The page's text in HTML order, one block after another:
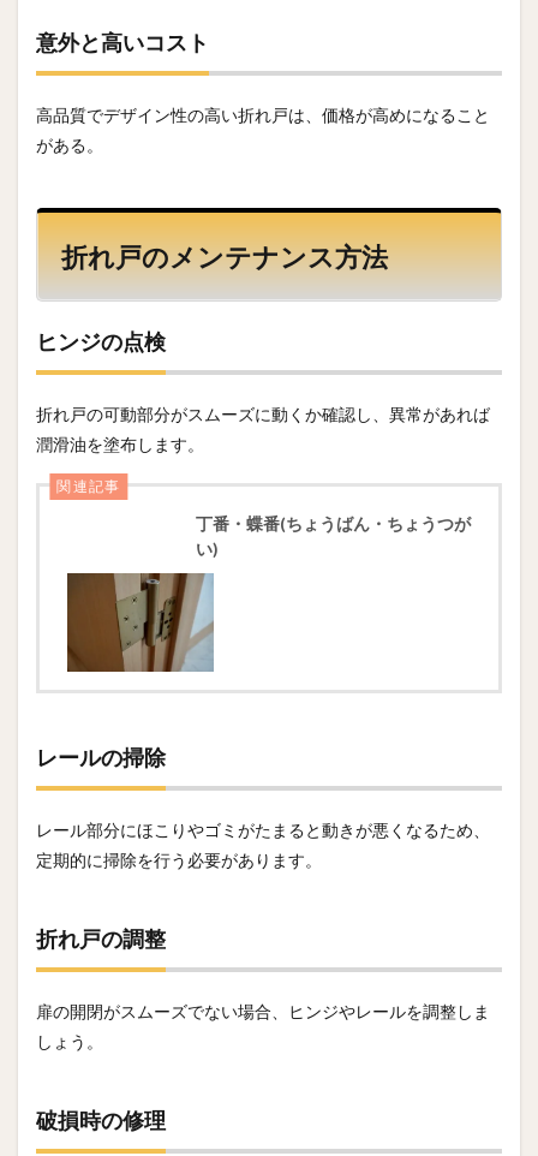
意外と高いコスト
高品質でデザイン性の高い折れ戸は、価格が高めになること
がある。
折れ戸のメンテナンス方法
ヒンジの点検
折れ戸の可動部分がスムーズに動くか確認し、異常があれば
潤滑油を塗布します。
関連記事
丁番・蝶番(ちょうばん・ちょうつが
い)
レールの掃除
レール部分にほこりやゴミがたまると動きが悪くなるため、
定期的に掃除を行う必要があります。
折れ戸の調整
扉の開閉がスムーズでない場合、ヒンジやレールを調整しま
しょう。
破損時の修理